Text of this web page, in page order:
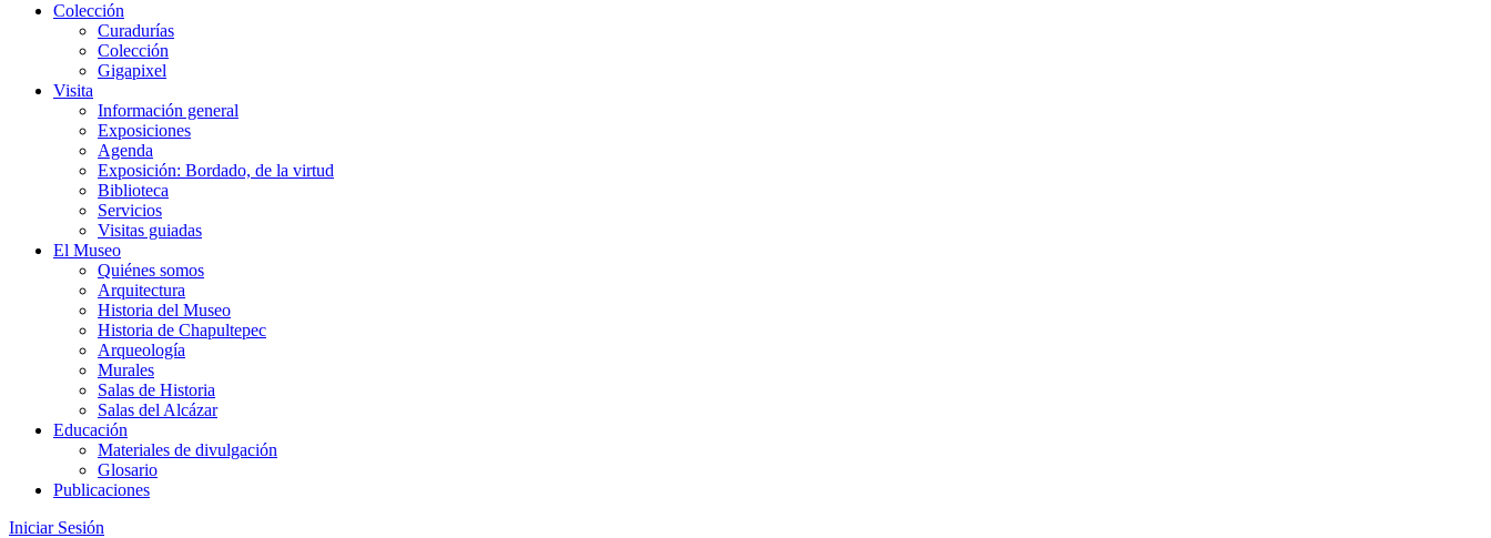
Colección
Curadurías
Colección
Gigapixel
Visita
Información general
Exposiciones
Agenda
Exposición: Bordado, de la virtud
Biblioteca
Servicios
Visitas guiadas
El Museo
Quiénes somos
Arquitectura
Historia del Museo
Historia de Chapultepec
Arqueología
Murales
Salas de Historia
Salas del Alcázar
Educación
Materiales de divulgación
Glosario
Publicaciones
Iniciar Sesión